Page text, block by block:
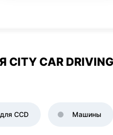
CAR DRIVING
CCD Машины